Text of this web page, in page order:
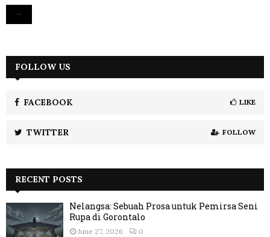
FOLLOW US
FACEBOOK LIKE
TWITTER FOLLOW
RECENT POSTS
Nelangsa: Sebuah Prosa untuk Pemirsa Seni
Rupa di Gorontalo
June 27, 2026 0